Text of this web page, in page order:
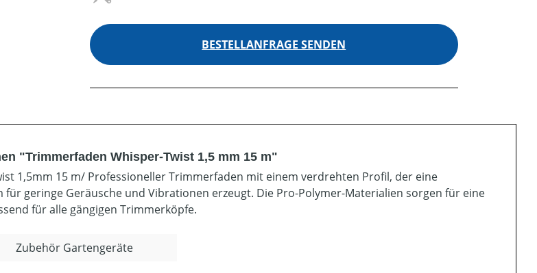
BESTELLANFRAGE SENDEN
"Trimmerfaden Whisper-Twist 1,5 mm 15 m"
1,5mm 15 m/ Professioneller Trimmerfaden mit einem verdrehten Profil, der eine
für geringe Geräusche und Vibrationen erzeugt. Die Pro-Polymer-Materialien sorgen für eine
für alle gängigen Trimmerköpfe.
Zubehör Gartengeräte